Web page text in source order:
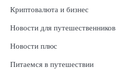
Криптовалюта и бизнес
Новости для путешественников
Новости плюс
Питаемся в путешествии